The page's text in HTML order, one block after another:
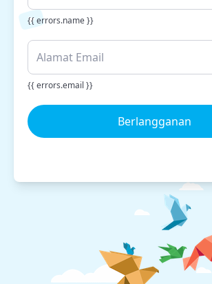
{{ errors.name }}
{{ errors.email }}
Berlangganan